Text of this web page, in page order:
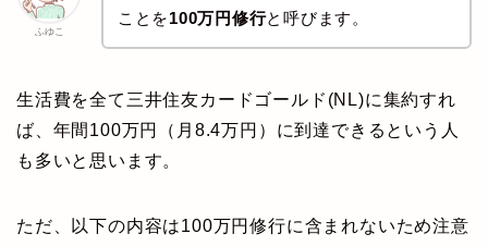
ふゆこ
ことを100万円修行と呼びます。
生活費を全て三井住友カードゴールド(NL)に集約すれ
ば、年間100万円（月8.4万円）に到達できるという人
も多いと思います。
ただ、以下の内容は100万円修行に含まれないため注意